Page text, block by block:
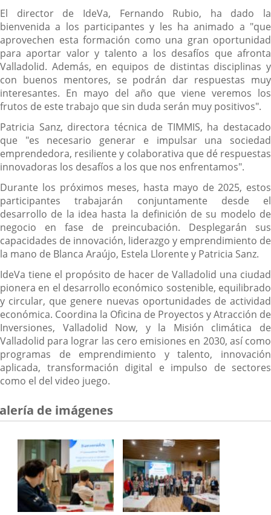
El director de IdeVa, Fernando Rubio, ha dado la
bienvenida a los participantes y les ha animado a "que
aprovechen esta formación como una gran oportunidad
para aportar valor y talento a los desafíos que afronta
Valladolid. Además, en equipos de distintas disciplinas y
con buenos mentores, se podrán dar respuestas muy
interesantes. En mayo del año que viene veremos los
frutos de este trabajo que sin duda serán muy positivos".
Patricia Sanz, directora técnica de TIMMIS, ha destacado
que "es necesario generar e impulsar una sociedad
emprendedora, resiliente y colaborativa que dé respuestas
innovadoras los desafíos a los que nos enfrentamos".
Durante los próximos meses, hasta mayo de 2025, estos
participantes trabajarán conjuntamente desde el
desarrollo de la idea hasta la definición de su modelo de
negocio en fase de preincubación. Desplegarán sus
capacidades de innovación, liderazgo y emprendimiento de
la mano de Blanca Araújo, Estela Llorente y Patricia Sanz.
IdeVa tiene el propósito de hacer de Valladolid una ciudad
pionera en el desarrollo económico sostenible, equilibrado
y circular, que genere nuevas oportunidades de actividad
económica. Coordina la Oficina de Proyectos y Atracción de
Inversiones, Valladolid Now, y la Misión climática de
Valladolid para lograr las cero emisiones en 2030, así como
programas de emprendimiento y talento, innovación
aplicada, transformación digital e impulso de sectores
como el del video juego.
de imágenes